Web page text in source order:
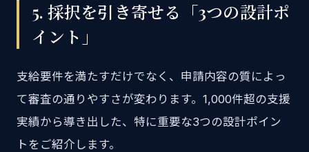
5. 採択を引き寄せる「3つの設計ポ
イント」
支給要件を満たすだけでなく、申請内容の質によっ
て審査の通りやすさが変わります。1,000件超の支援
実績から導き出した、特に重要な3つの設計ポイン
トをご紹介します。